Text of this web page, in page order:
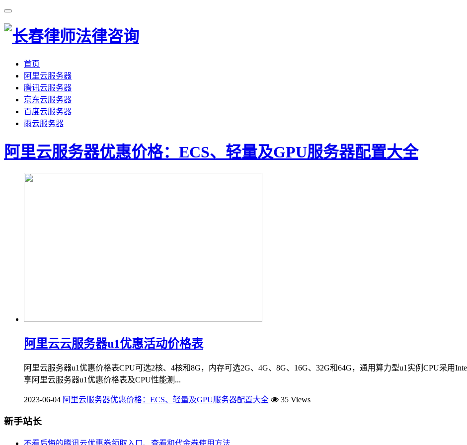
首页
阿里云服务器
腾讯云服务器
京东云服务器
百度云服务器
雨云服务器
阿里云服务器优惠价格：ECS、轻量及GPU服务器配置大全
阿里云云服务器u1优惠活动价格表
阿里云服务器u1优惠价格表CPU可选2核、4核和8G，内存可选2G、4G、8G、16G、32G和64G，通用算力型u1实例CPU采用
享阿里云服务器u1优惠价格表及CPU性能测...
2023-06-04 阿里云服务器优惠价格：ECS、轻量及GPU服务器配置大全 35 Views
新手站长
不看后悔的腾讯云优惠券领取入口、查看和代金券使用方法